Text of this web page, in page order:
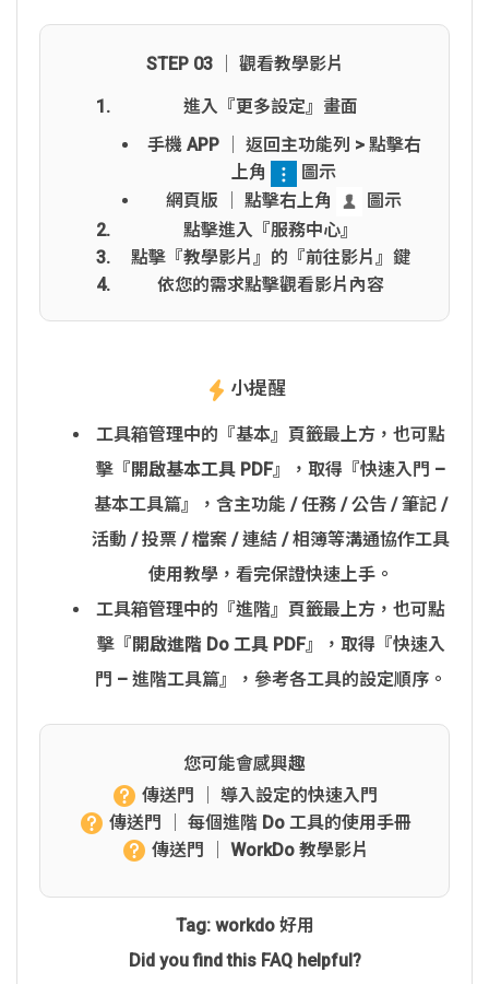
STEP 03 │ 觀看教學影片
進入『更多設定』畫面
手機 APP │ 返回主功能列 > 點擊右
上角
圖示
網頁版 │ 點擊右上角
圖示
點擊進入『服務中心』
點擊『教學影片』的『前往影片』鍵
依您的需求點擊觀看影片內容
小提醒
工具箱管理中的『基本』頁籤最上方，也可點
擊『 開啟基本工具 PDF』，取得『快速入門 –
基本工具篇』，含主功能 / 任務 / 公告 / 筆記 /
活動 / 投票 / 檔案 / 連結 / 相簿等溝通協作工具
使用教學，看完保證快速上手。
工具箱管理中的『進階』頁籤最上方，也可點
擊『 開啟進階 Do 工具 PDF』，取得『快速入
門 – 進階工具篇』，參考各工具的設定順序。
您可能會感興趣
傳送門 │ 導入設定的快速入門
傳送門 │ 每個進階 Do 工具的使用手冊
傳送門 │ WorkDo 教學影片
Tag: workdo 好用
Did you find this FAQ helpful?